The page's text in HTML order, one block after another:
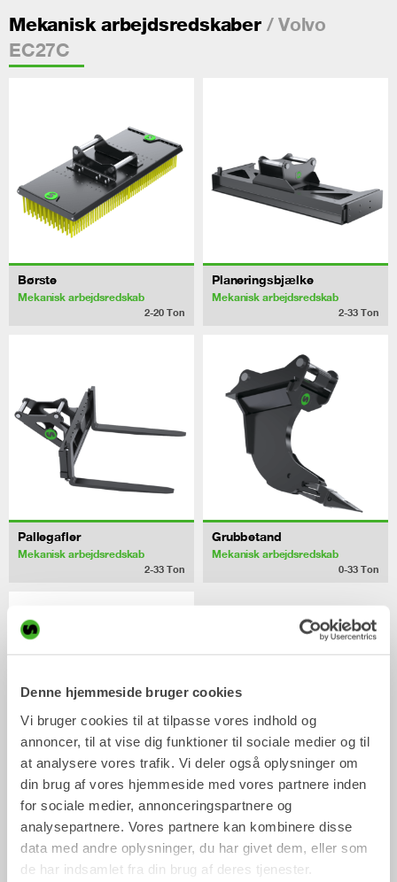
Denne hjemmeside bruger cookies
Vi bruger cookies til at tilpasse vores indhold og
annoncer, til at vise dig funktioner til sociale medier og til
at analysere vores trafik. Vi deler også oplysninger om
din brug af vores hjemmeside med vores partnere inden
for sociale medier, annonceringspartnere og
analysepartnere. Vores partnere kan kombinere disse
data med andre oplysninger, du har givet dem, eller som
de har indsamlet fra din brug af deres tjenester.
Mekanisk arbejdsredskaber/ Volvo
EC27C
Børste
Mekanisk arbejdsredskab
2-20 Ton
Planeringsbjælke
Mekanisk arbejdsredskab
2-33 Ton
Pallegafler
Mekanisk arbejdsredskab
2-33 Ton
Grubbetand
Mekanisk arbejdsredskab
0-33 Ton
Asfaltskærer
Mekanisk arbejdsredskab
2-33 Ton